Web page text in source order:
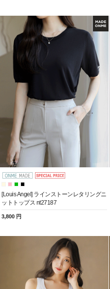
[Louis Angel] ラインストーンレタリングニ
ットトップス nt27187
3,800 円